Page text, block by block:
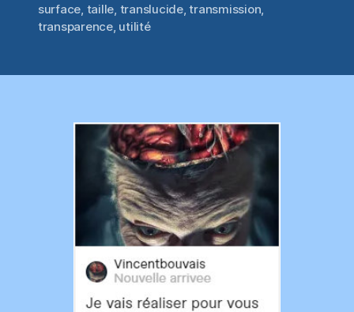
surface, taille, translucide,transmission,
transparence, utilité